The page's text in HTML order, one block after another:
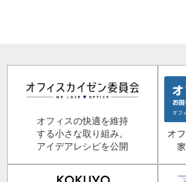
オフィスの快適を維持
する小さな取り組み。
アイデアレシピを公開